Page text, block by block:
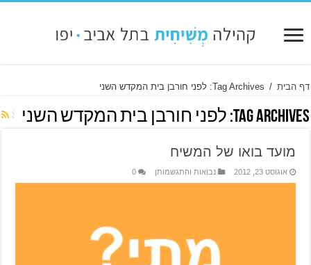
דף הבית / Tag Archives: לפני חורבן בית המקדש השני
Tag Archives: לפני חורבן בית המקדש השני
מועד בואו של המשיח
אוגוסט 23, 2012 נבואות והתגשמותן 0